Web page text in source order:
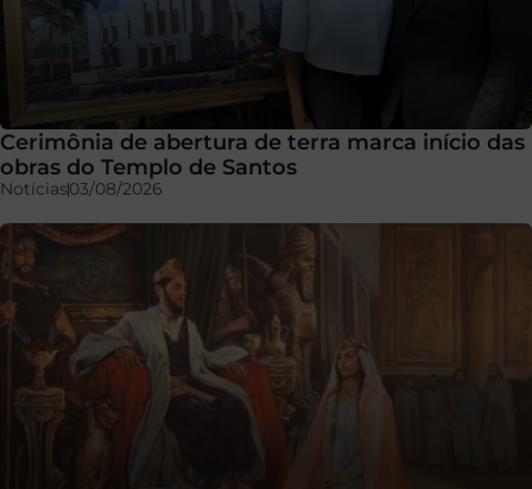
Cerimônia de abertura de terra marca início das
obras do Templo de Santos
Notícias03/08/2026